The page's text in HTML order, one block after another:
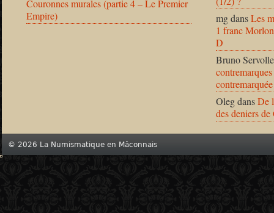
Couronnes murales (partie 4 – Le Premier
Empire)
mgdansLes
1 franc
D
Bruno Servolle
OlegdansDe
des deniers
© 2026 La Numismatique en Mâconnais